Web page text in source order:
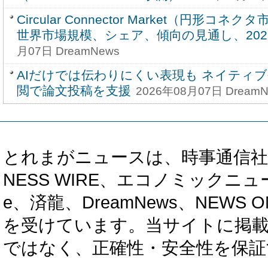
Circular Connector Market（円形コネクタ
世界市場規模、シェア、傾向の見通し、
月07日 DreamNews
AIだけでは伝わりにくい表現も ネイティ
閲で論文投稿を支援 2026年08月07日
とれまがニュースは、時事通信
NESS WIRE、エコノミックニ
e、済龍、DreamNews、NEWS
を受けています。当サイトに掲
ではなく、正確性・安全性を保